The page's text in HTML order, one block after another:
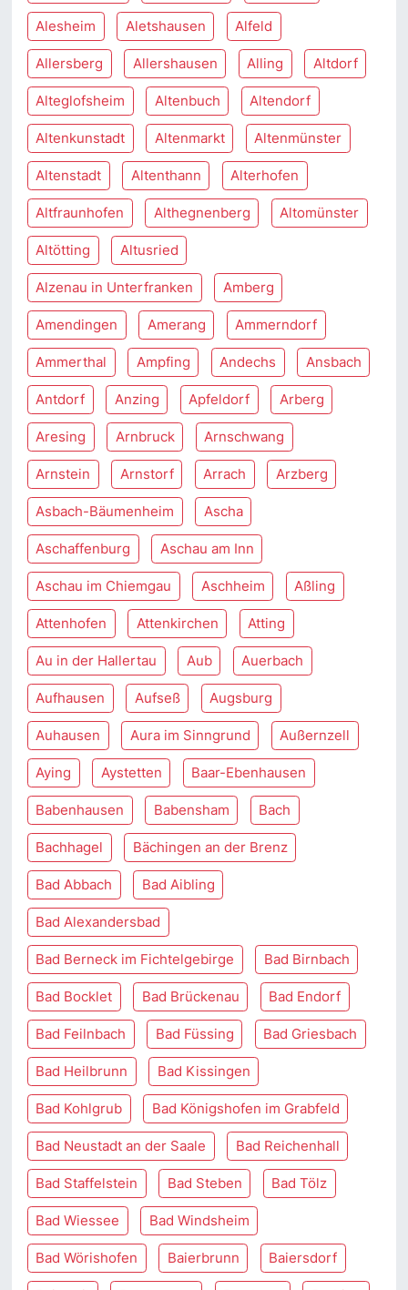
Alesheim Aletshausen Alfeld
Allersberg Allershausen Alling Altdorf
Alteglofsheim Altenbuch Altendorf
Altenkunstadt Altenmarkt Altenmünster
Altenstadt Altenthann Alterhofen
Altfraunhofen Althegnenberg Altomünster
Altötting Altusried
Alzenau in Unterfranken Amberg
Amendingen Amerang Ammerndorf
Ammerthal Ampfing Andechs Ansbach
Antdorf Anzing Apfeldorf Arberg
Aresing Arnbruck Arnschwang
Arnstein Arnstorf Arrach Arzberg
Asbach-Bäumenheim Ascha
Aschaffenburg Aschau am Inn
Aschau im Chiemgau Aschheim Aßling
Attenhofen Attenkirchen Atting
Au in der Hallertau Aub Auerbach
Aufhausen Aufseß Augsburg
Auhausen Aura im Sinngrund Außernzell
Aying Aystetten Baar-Ebenhausen
Babenhausen Babensham Bach
Bachhagel Bächingen an der Brenz
Bad Abbach Bad Aibling
Bad Alexandersbad
Bad Berneck im Fichtelgebirge Bad Birnbach
Bad Bocklet Bad Brückenau Bad Endorf
Bad Feilnbach Bad Füssing Bad Griesbach
Bad Heilbrunn Bad Kissingen
Bad Kohlgrub Bad Königshofen im Grabfeld
Bad Neustadt an der Saale Bad Reichenhall
Bad Staffelstein Bad Steben Bad Tölz
Bad Wiessee Bad Windsheim
Bad Wörishofen Baierbrunn Baiersdorf